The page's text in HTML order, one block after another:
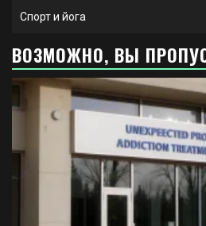
Спорт и йога
ВОЗМОЖНО, ВЫ